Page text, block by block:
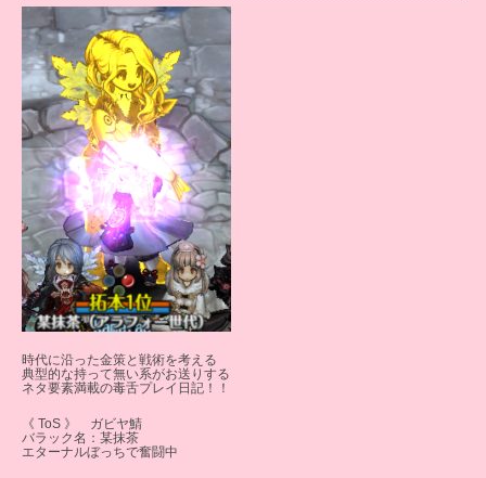
時代に沿った金策と戦術を考える
典型的な持って無い系がお送りする
ネタ要素満載の毒舌プレイ日記！！
《 ToS 》 ガビヤ鯖
バラック名：某抹茶
エターナルぼっちで奮闘中